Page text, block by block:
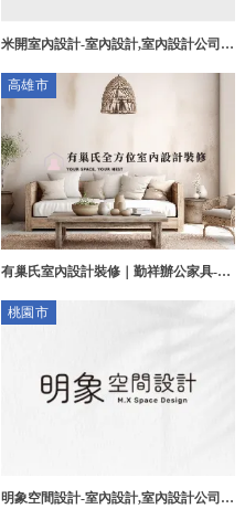
米開室內設計-室內設計,室內設計公司,
高雄市
有巢氏室內設計裝修｜勤祥辦公家具-室
雅區室內設計公司
桃園市
明象空間設計-室內設計,室內設計公司,